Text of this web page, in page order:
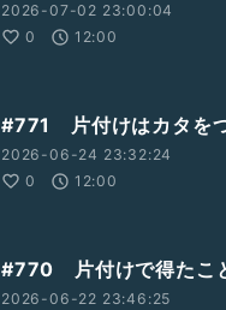
2026-07-02 23:00:04
0
12:00
#771 片付けはカタを
2026-06-24 23:32:24
0
12:00
#770 片付けで得たこ
2026-06-22 23:46:25